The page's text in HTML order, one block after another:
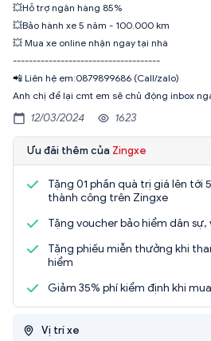
💥Hỗ trợ ngân hàng 85%
💥Bảo hành xe 5 năm - 100.000 km
💥 Mua xe online nhận ngay tại nhà
-------------------------------------
📲 Liên hệ em:0879899686 (Call/zalo)
Anh chị để lại cmt em sẽ chủ động inbox
12/03/2024 1623
Ưu đãi thêm của Zingxe
Tặng 01 phần quà trị giá lên tới
thành công trên Zingxe
Tặng voucher bảo hiểm dân
Tặng phiếu miễn thưởng khi
hiểm
Giảm 35% phí kiểm định khi
Vị trí xe